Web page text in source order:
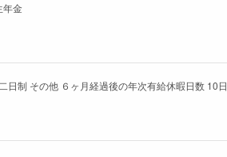
年金
制 その他 ６ヶ月経過後の年次有給休暇日数 10日